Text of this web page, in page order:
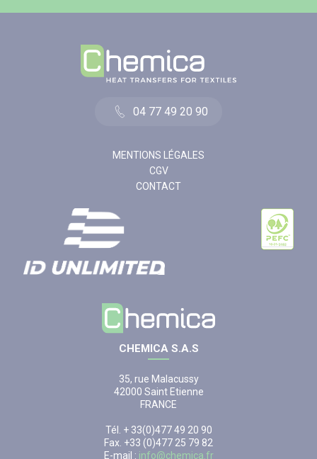
04 77 49 20 90
MENTIONS LÉGALES
CGV
CONTACT
CHEMICA S.A.S
35, rue Malacussy
42000 Saint Etienne
FRANCE
Tél. + 33(0)477 49 20 90
Fax. +33 (0)477 25 79 82
E-mail : info@chemica.fr